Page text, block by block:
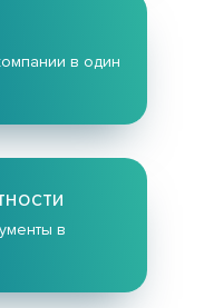
в один
в